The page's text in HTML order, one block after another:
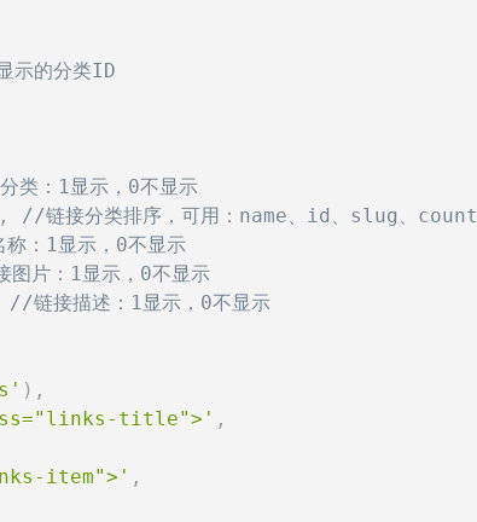
示的分类ID
类：1显示，0不显示
,
//链接分类排序，可用：name、id、slug、count
：1显示，0不显示
片：1显示，0不显示
//链接描述：1显示，0不显示
) ,
title">' ,
item">' ,